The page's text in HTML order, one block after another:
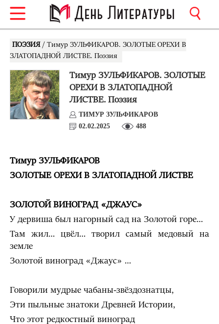
ПОЭЗИЯ / Тимур ЗУЛЬФИКАРОВ. ЗОЛОТЫЕ ОРЕХИ В
ЗЛАТОПАДНОЙ ЛИСТВЕ. Поэзия
Тимур ЗУЛЬФИКАРОВ. ЗОЛОТЫЕ
ОРЕХИ В ЗЛАТОПАДНОЙ
ЛИСТВЕ. Поэзия
ТИМУР ЗУЛЬФИКАРОВ
02.02.2025
488
Тимур ЗУЛЬФИКАРОВ
ЗОЛОТЫЕ ОРЕХИ В ЗЛАТОПАДНОЙ ЛИСТВЕ
ЗОЛОТОЙ ВИНОГРАД «ДЖАУС»
У дервиша был нагорный сад на Золотой горе…
Там жил… цвёл… творил самый медовый на
земле
Золотой виноград «Джаус» …
Говорили мудрые чабаны-звёздознатцы,
Эти пыльные знатоки Древней Истории,
Что этот редкостный виноград